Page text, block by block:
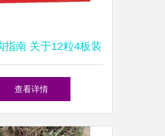
指南 关于12粒4板装
的厂家供应与终端零
查看详情